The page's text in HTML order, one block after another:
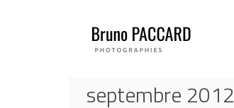
septembre 2012